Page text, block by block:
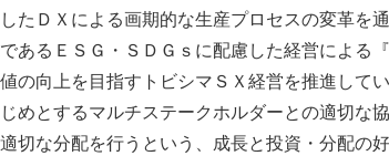
MATION
サステナビリティ
ＤＸによる画期的な生産プロセスの変革を
あるＥＳＧ・ＳＤＧｓに配慮した経営による
の向上を目指すトビシマＳＸ経営を推進して
めとするマルチステークホルダーとの適切な
切な分配を行うという、成長と投資・分配の